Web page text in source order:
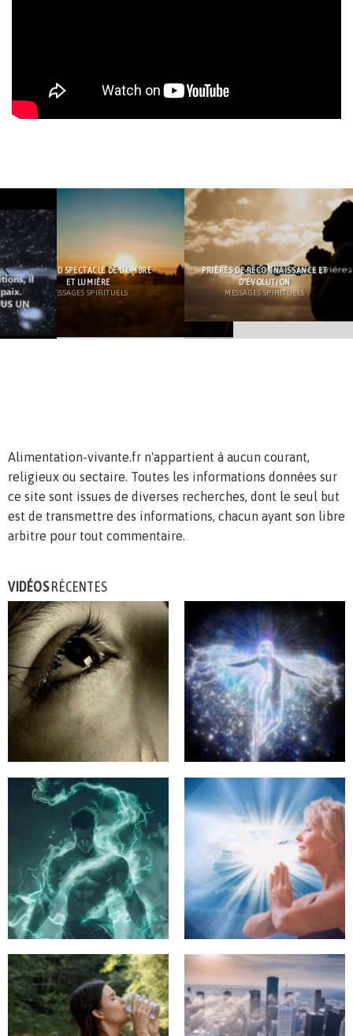
LE GRAND SPECTACLE DE L’OMBRE
ET LUMIÈRE
MESSAGES SPIRITUELS
PRIÈRES DE RECONNAISSANCE ET
D’ÉVOLUTION
MESSAGES SPIRITUELS
Alimentation-vivante.fr n'appartient à aucun courant,
religieux ou sectaire. Toutes les informations données sur
ce site sont issues de diverses recherches, dont le seul but
est de transmettre des informations, chacun ayant son libre
arbitre pour tout commentaire.
VIDÉOSRÉCENTES